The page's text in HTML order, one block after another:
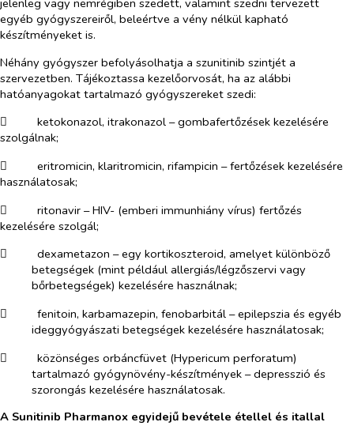
jelenleg vagy nemrégiben szedett, valamint szedni tervezett
egyéb gyógyszereiről, beleértve a vény nélkül kapható
készítményeket is.
Néhány gyógyszer befolyásolhatja a szunitinib szintjét a
szervezetben. Tájékoztassa kezelőorvosát, ha az alábbi
hatóanyagokat tartalmazó gyógyszereket szedi:
​
ketokonazol, itrakonazol – gombafertőzések kezelésére
szolgálnak;
​
eritromicin, klaritromicin, rifampicin – fertőzések kezelésére
használatosak;
​
ritonavir – HIV- (emberi immunhiány vírus) fertőzés
kezelésére szolgál;
​
dexametazon – egy kortikoszteroid, amelyet különböző
betegségek (mint például allergiás/légzőszervi vagy
bőrbetegségek) kezelésére használnak;
​
fenitoin, karbamazepin, fenobarbitál – epilepszia és egyéb
ideggyógyászati betegségek kezelésére használatosak;
​
közönséges orbáncfüvet (Hypericum perforatum)
tartalmazó gyógynövény-készítmények – depresszió és
szorongás kezelésére használatosak.
A Sunitinib Pharmanox egyidejű bevétele étellel és itallal